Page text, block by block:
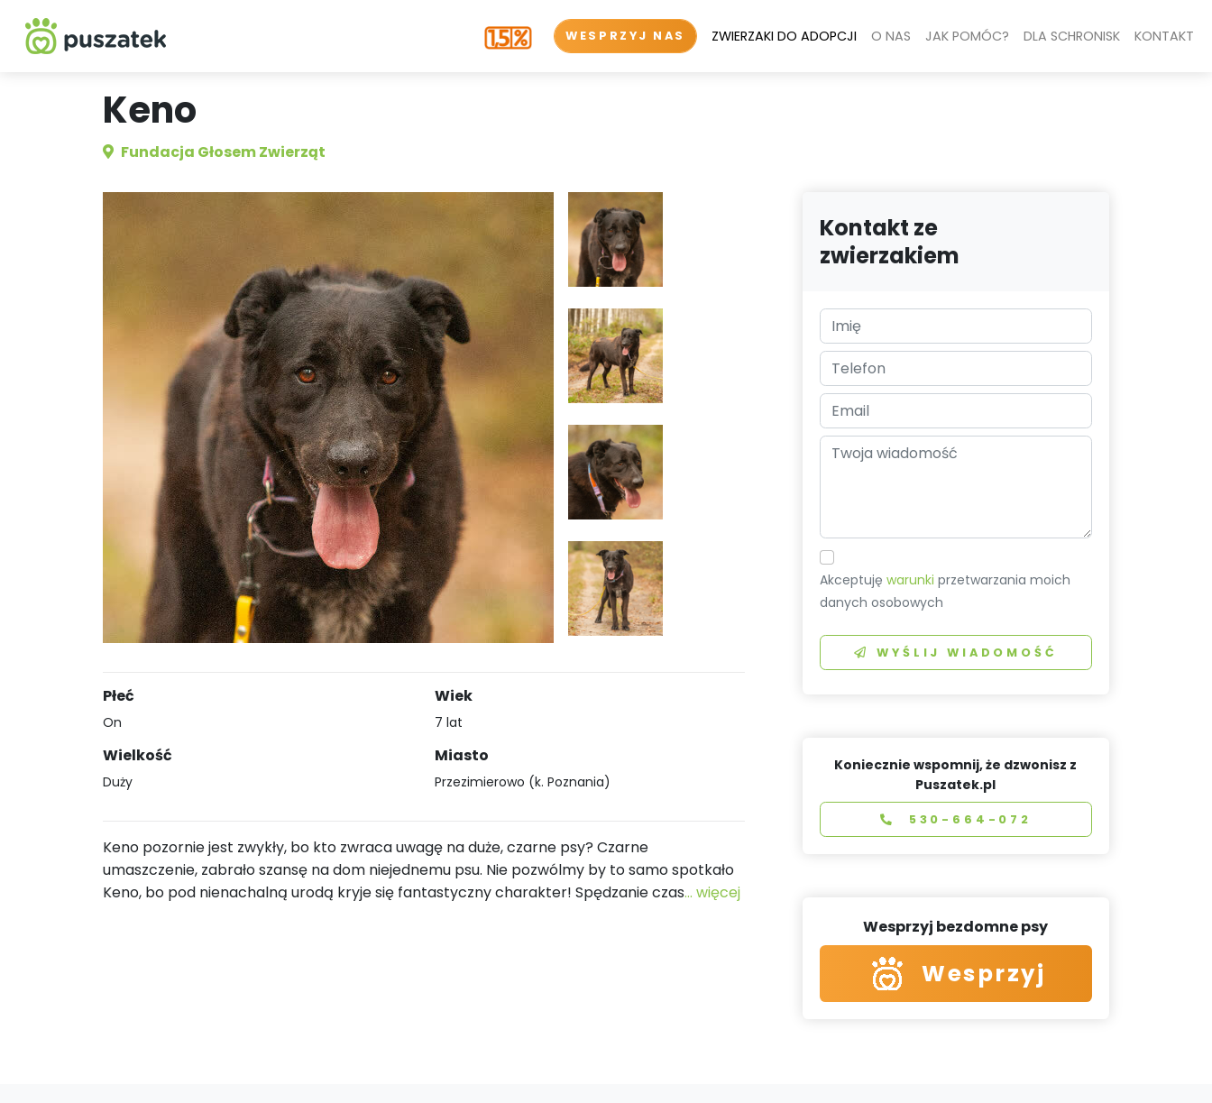
WESPRZYJ NAS ZWIERZAKI DO ADOPCJI O NAS JAK POMÓC? DLA SCHRONISK KONTAKT
Keno
Fundacja Głosem Zwierząt
Płeć
On
Wielkość
Duży
Wiek
7 lat
Miasto
Przezimierowo (k. Poznania)
Keno pozornie jest zwykły, bo kto zwraca uwagę na duże, czarne psy? Czarne
umaszczenie, zabrało szansę na dom niejednemu psu. Nie pozwólmy by to samo spotkało
Keno, bo pod nienachalną urodą kryje się fantastyczny charakter! Spędzanie czas... więcej
Kontakt ze
zwierzakiem
Akceptujęwarunki przetwarzania moich
danych osobowych
WYŚLIJ WIADOMOŚĆ
Koniecznie wspomnij, że dzwonisz z
Puszatek.pl
530-664-072
Wesprzyj bezdomne psy
Wesprzyj